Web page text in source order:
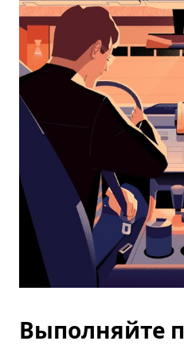
выбрать
дату.
Чтобы
закрыть
календарь,
нажмите
Esc.
Выполняйте